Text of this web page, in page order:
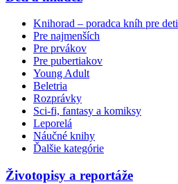
Knihorad – poradca kníh pre deti
Pre najmenších
Pre prvákov
Pre pubertiakov
Young Adult
Beletria
Rozprávky
Sci-fi, fantasy a komiksy
Leporelá
Náučné knihy
Ďalšie kategórie
Životopisy a reportáže